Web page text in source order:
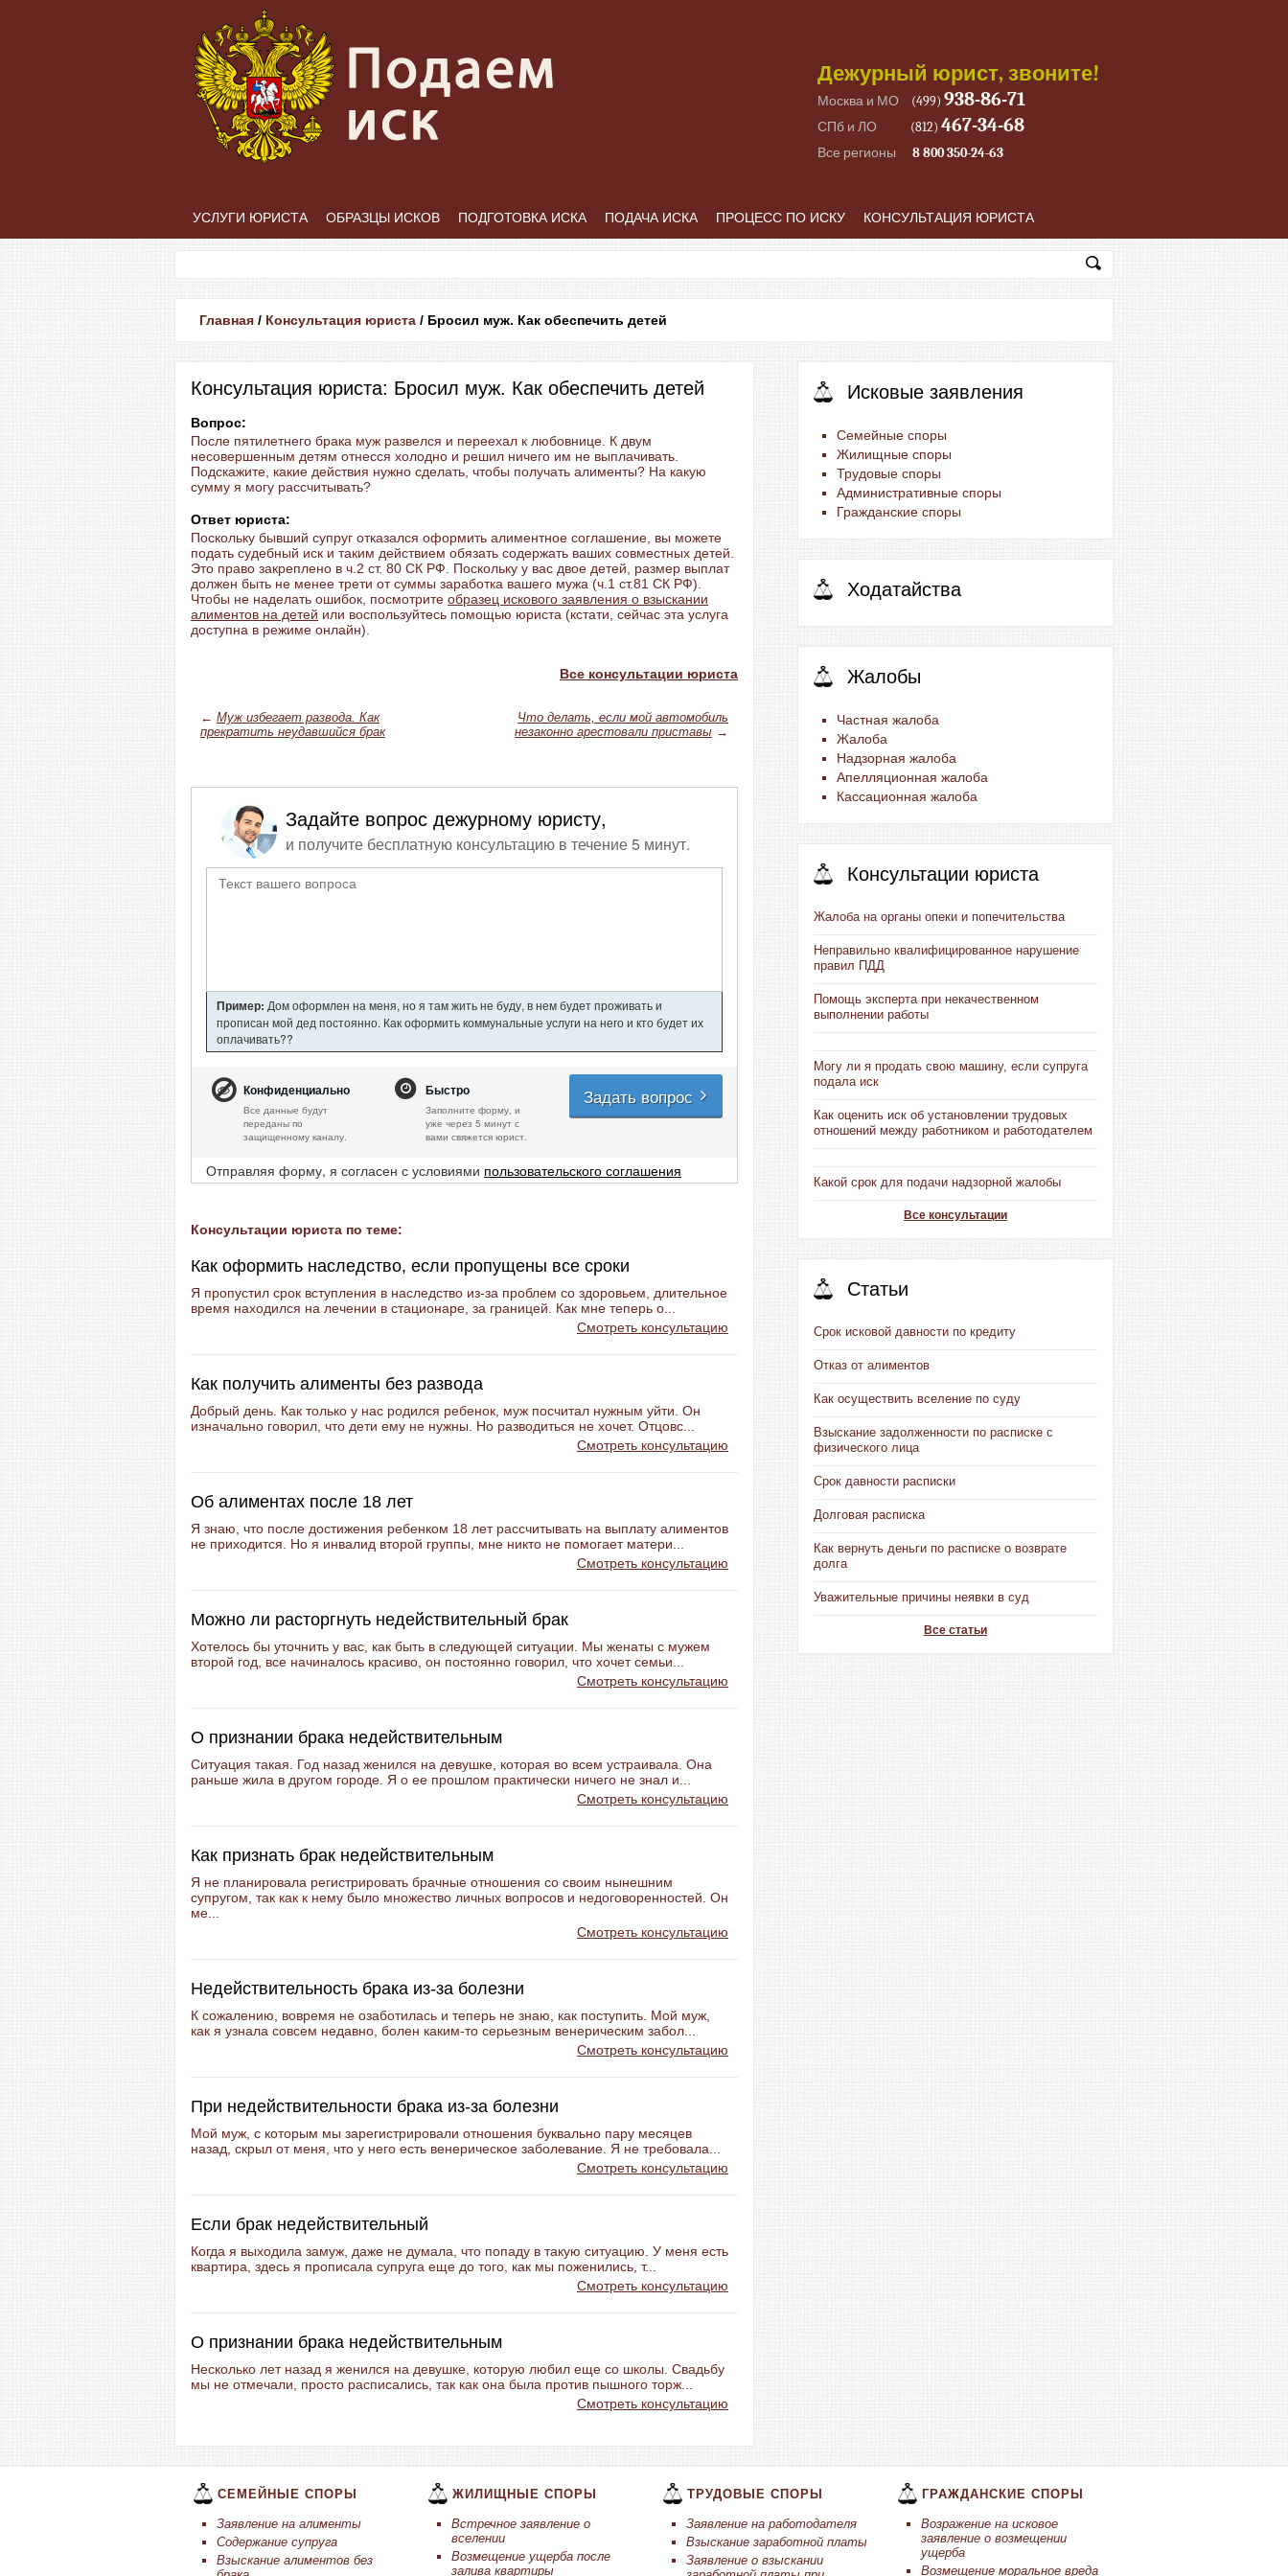
Дежурный юрист, звоните!
Москва и МО (499) 938-86-71
СПб и ЛО (812) 467-34-68
Все регионы 8 800 350-24-63
УСЛУГИ ЮРИСТА ОБРАЗЦЫ ИСКОВ ПОДГОТОВКА ИСКА ПОДАЧА ИСКА ПРОЦЕСС ПО ИСКУ КОНСУЛЬТАЦИЯ ЮРИСТА
Главная / Консультация юриста / Бросил муж. Как обеспечить детей
Консультация юриста: Бросил муж. Как обеспечить детей
Вопрос:
После пятилетнего брака муж развелся и переехал к любовнице. К двум
несовершенным детям отнесся холодно и решил ничего им не выплачивать.
Подскажите, какие действия нужно сделать, чтобы получать алименты? На какую
сумму я могу рассчитывать?
Ответ юриста:
Поскольку бывший супруг отказался оформить алиментное соглашение, вы можете
подать судебный иск и таким действием обязать содержать ваших совместных детей.
Это право закреплено в ч.2 ст. 80 СК РФ. Поскольку у вас двое детей, размер выплат
должен быть не менее трети от суммы заработка вашего мужа (ч.1 ст.81 СК РФ).
Чтобы не наделать ошибок, посмотрите образец искового заявления о взыскании
алиментов на детей или воспользуйтесь помощью юриста (кстати, сейчас эта услуга
доступна в режиме онлайн).
Все консультации юриста
← Муж избегает развода. Как
прекратить неудавшийся брак
Что делать, если мой автомобиль
незаконно арестовали приставы →
Задайте вопрос дежурному юристу,
и получите бесплатную консультацию в течение 5 минут.
Пример: Дом оформлен на меня, но я там жить не буду, в нем будет проживать и
прописан мой дед постоянно. Как оформить коммунальные услуги на него и кто будет их
оплачивать??
Конфиденциально
Все данные будут
переданы по
защищенному каналу.
Быстро
Заполните форму, и
уже через 5 минут с
вами свяжется юрист.
Задать вопрос
Отправляя форму, я согласен с условиями пользовательского соглашения
Консультации юриста по теме:
Как оформить наследство, если пропущены все сроки
Я пропустил срок вступления в наследство из-за проблем со здоровьем, длительное
время находился на лечении в стационаре, за границей. Как мне теперь о...
Смотреть консультацию
Как получить алименты без развода
Добрый день. Как только у нас родился ребенок, муж посчитал нужным уйти. Он
изначально говорил, что дети ему не нужны. Но разводиться не хочет. Отцовс...
Смотреть консультацию
Об алиментах после 18 лет
Я знаю, что после достижения ребенком 18 лет рассчитывать на выплату алиментов
не приходится. Но я инвалид второй группы, мне никто не помогает матери...
Смотреть консультацию
Можно ли расторгнуть недействительный брак
Хотелось бы уточнить у вас, как быть в следующей ситуации. Мы женаты с мужем
второй год, все начиналось красиво, он постоянно говорил, что хочет семьи...
Смотреть консультацию
О признании брака недействительным
Ситуация такая. Год назад женился на девушке, которая во всем устраивала. Она
раньше жила в другом городе. Я о ее прошлом практически ничего не знал и...
Смотреть консультацию
Как признать брак недействительным
Я не планировала регистрировать брачные отношения со своим нынешним
супругом, так как к нему было множество личных вопросов и недоговоренностей. Он
ме...
Смотреть консультацию
Недействительность брака из-за болезни
К сожалению, вовремя не озаботилась и теперь не знаю, как поступить. Мой муж,
как я узнала совсем недавно, болен каким-то серьезным венерическим забол...
Смотреть консультацию
При недействительности брака из-за болезни
Мой муж, с которым мы зарегистрировали отношения буквально пару месяцев
назад, скрыл от меня, что у него есть венерическое заболевание. Я не требовала...
Смотреть консультацию
Если брак недействительный
Когда я выходила замуж, даже не думала, что попаду в такую ситуацию. У меня есть
квартира, здесь я прописала супруга еще до того, как мы поженились, т...
Смотреть консультацию
О признании брака недействительным
Несколько лет назад я женился на девушке, которую любил еще со школы. Свадьбу
мы не отмечали, просто расписались, так как она была против пышного торж...
Смотреть консультацию
Исковые заявления
Семейные споры
Жилищные споры
Трудовые споры
Административные споры
Гражданские споры
Ходатайства
Жалобы
Частная жалоба
Жалоба
Надзорная жалоба
Апелляционная жалоба
Кассационная жалоба
Консультации юриста
Жалоба на органы опеки и попечительства
Неправильно квалифицированное нарушение
правил ПДД
Помощь эксперта при некачественном
выполнении работы
Могу ли я продать свою машину, если супруга
подала иск
Как оценить иск об установлении трудовых
отношений между работником и работодателем
Какой срок для подачи надзорной жалобы
Все консультации
Статьи
Срок исковой давности по кредиту
Отказ от алиментов
Как осуществить вселение по суду
Взыскание задолженности по расписке с
физического лица
Срок давности расписки
Долговая расписка
Как вернуть деньги по расписке о возврате
долга
Уважительные причины неявки в суд
Все статьи
СЕМЕЙНЫЕ СПОРЫ
Заявление на алименты
Содержание супруга
Взыскание алиментов без
ЖИЛИЩНЫЕ СПОРЫ
Встречное заявление о
вселении
Возмещение ущерба после
залива квартиры
ТРУДОВЫЕ СПОРЫ
Заявление на работодателя
Взыскание заработной платы
Заявление о взыскании
ГРАЖДАНСКИЕ СПОРЫ
Возражение на исковое
заявление о возмещении
ущерба
Возмещение моральное вреда